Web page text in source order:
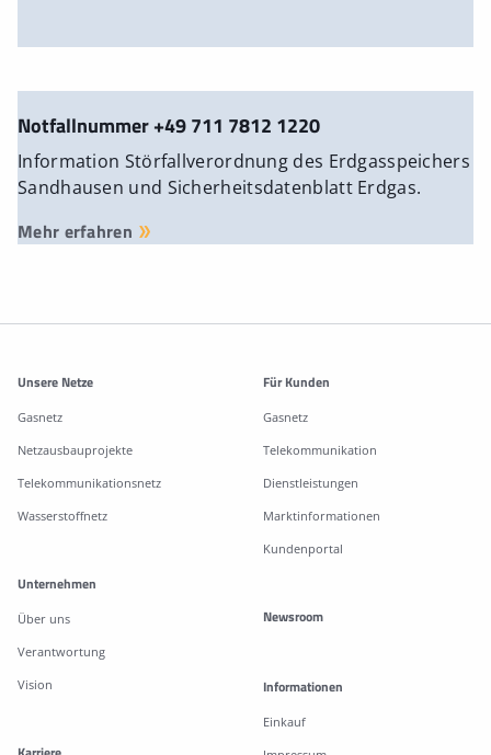
Notfallnummer +49 711 7812 1220
Information Störfallverordnung des Erdgasspeichers
Sandhausen und Sicherheitsdatenblatt Erdgas.
Mehr erfahren
Weitere Informationen
Unsere Netze
Gasnetz
Netzausbauprojekte
Telekommunikationsnetz
Wasserstoffnetz
Für Kunden
Gasnetz
Telekommunikation
Dienstleistungen
Marktinformationen
Kundenportal
Unternehmen
Über uns
Verantwortung
Vision
Newsroom
Informationen
Einkauf